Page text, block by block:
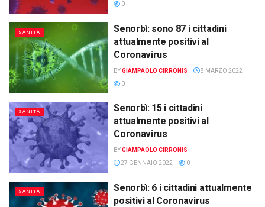
0
SANITÀ
Senorbì: sono 87 i cittadini
attualmente positivi al
Coronavirus
BYGIAMPAOLO CIRRONIS
8 MARZO 2022
0
SANITÀ
Senorbì: 15 i cittadini
attualmente positivi al
Coronavirus
BYGIAMPAOLO CIRRONIS
27 GENNAIO 2022
0
SANITÀ
Senorbì: 6 i cittadini attualmente
positivi al Coronavirus